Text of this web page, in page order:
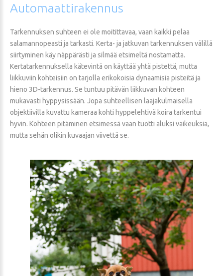
Automaattirakennus
Tarkennuksen suhteen ei ole moitittavaa, vaan kaikki pelaa
salamannopeasti ja tarkasti. Kerta- ja jatkuvan tarkennuksen välillä
siirtyminen käy näppärästi ja silmää etsimeltä nostamatta.
Kertatarkennuksella kätevintä on käyttää yhtä pistettä, mutta
liikkuviin kohteisiin on tarjolla erikokoisia dynaamisia pisteitä ja
hieno 3D-tarkennus. Se tuntuu pitävän liikkuvan kohteen
mukavasti hyppysissään. Jopa suhteellisen laajakulmaisella
objektiivilla kuvattu kameraa kohti hyppelehtivä koira tarkentui
hyvin. Kohteen pitäminen etsimessä vaan tuotti aluksi vaikeuksia,
mutta sehän olikin kuvaajan viivettä se.